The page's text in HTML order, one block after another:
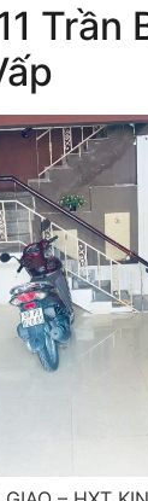
Trần